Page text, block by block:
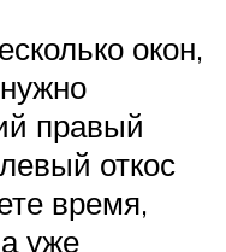
окон,
правый
откос
время,
уже